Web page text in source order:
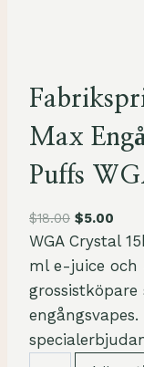
Max
Puffs
$18.00 $5.00
WGA Crystal
ml e-juice